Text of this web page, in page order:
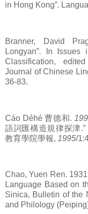
in Hong Kong”.
Branner, David
Longyan”. In Issues
Classification,
Journal of Chinese
36-83.
Cáo Déhé 曹德和.
語詞匯構造規律探津
教育學院學報, 1995/
Chao, Yuen Ren.
Language Based on
Sinica, Bulletin of the
and Philology